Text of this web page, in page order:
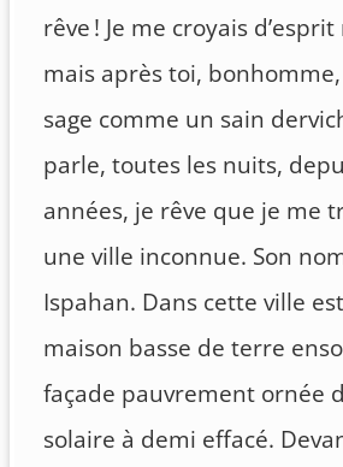
rêve ! Je me croyais
mais après toi,
sage comme un sain
parle, toutes les nuits,
années, je rêve que je me
une ville inconnue. Son
Ispahan. Dans cette ville
maison basse de terre
façade pauvrement ornée
solaire à demi effacé.